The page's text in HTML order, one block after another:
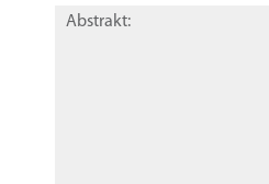
Abstrakt: